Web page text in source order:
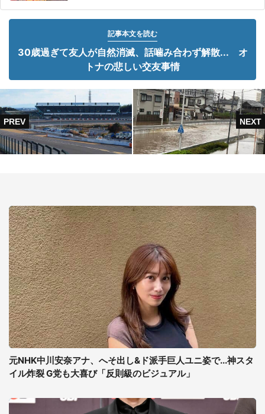
記事本文を読む
30歳過ぎて友人が自然消滅、話噛み合わず解散... オ
トナの悲しい交友事情
元NHK中川安奈アナ、へそ出し&ド派手巨人ユニ姿で...神スタ
イル炸裂 G党も大喜び「反則級のビジュアル」